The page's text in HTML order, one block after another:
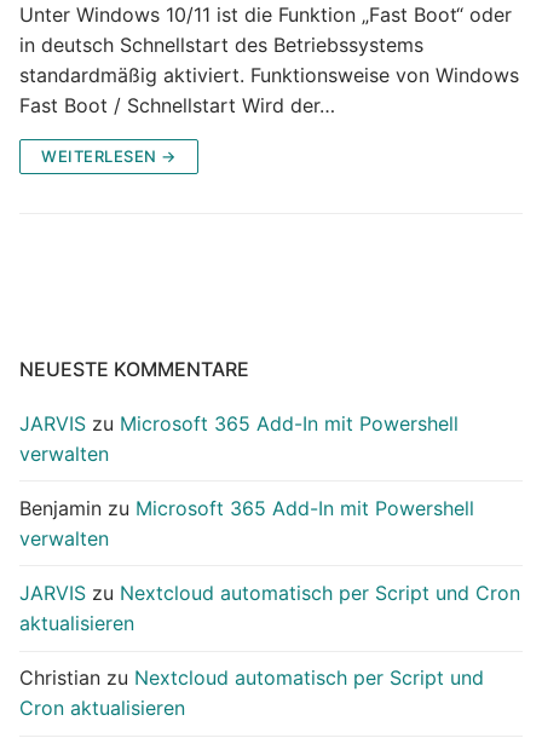
Unter Windows 10/11 ist die Funktion „Fast Boot“ oder
in deutsch Schnellstart des Betriebssystems
standardmäßig aktiviert. Funktionsweise von Windows
Fast Boot / Schnellstart Wird der…
WEITERLESEN →
NEUESTE KOMMENTARE
JARVIS zu Microsoft 365 Add-In mit Powershell
verwalten
Benjamin zu Microsoft 365 Add-In mit Powershell
verwalten
JARVIS zu Nextcloud automatisch per Script und Cron
aktualisieren
Christian zu Nextcloud automatisch per Script und
Cron aktualisieren